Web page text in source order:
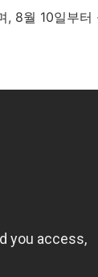
8월 10일부터